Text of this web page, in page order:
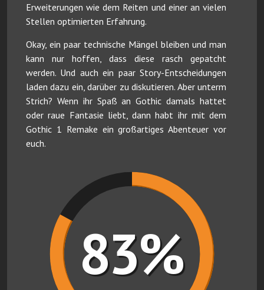
Erweiterungen wie dem Reiten und einer an vielen
Stellen optimierten Erfahrung.
Okay, ein paar technische Mängel bleiben und man
kann nur hoffen, dass diese rasch gepatcht
werden. Und auch ein paar Story-Entscheidungen
laden dazu ein, darüber zu diskutieren. Aber unterm
Strich? Wenn ihr Spaß an Gothic damals hattet
oder raue Fantasie liebt, dann habt ihr mit dem
Gothic 1 Remake ein großartiges Abenteuer vor
euch.
83%